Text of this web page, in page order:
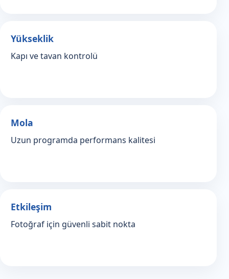
Yükseklik
Kapı ve tavan kontrolü
Mola
Uzun programda performans kalitesi
Etkileşim
Fotoğraf için güvenli sabit nokta